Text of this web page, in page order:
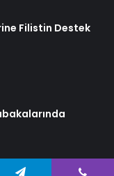
Filistin Destek